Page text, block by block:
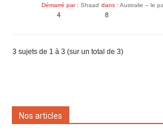
Démarré par : Shaad dans : Australie – le
4 8
3 sujets de 1 à 3 (sur un total de 3)
Nos articles